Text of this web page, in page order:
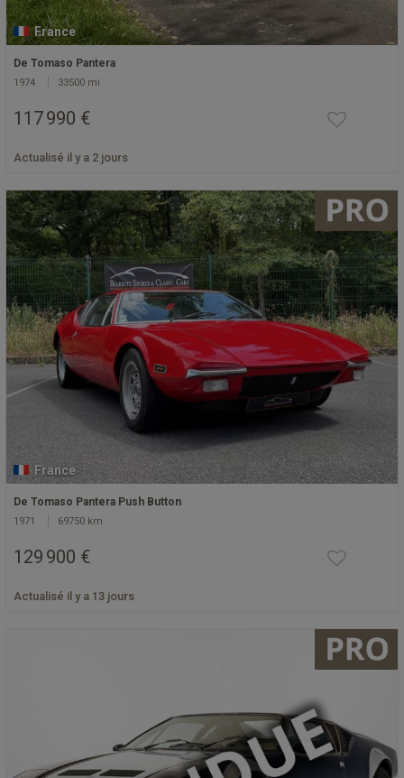
France
De Tomaso Pantera
1974 33500 mi
117 990 €
Actualisé il y a 2 jours
France
De Tomaso Pantera Push Button
1971 69750 km
129 900 €
Actualisé il y a 13 jours